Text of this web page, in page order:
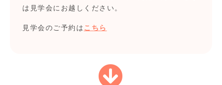
は見学会にお越しください。
見学会のご予約はこちら